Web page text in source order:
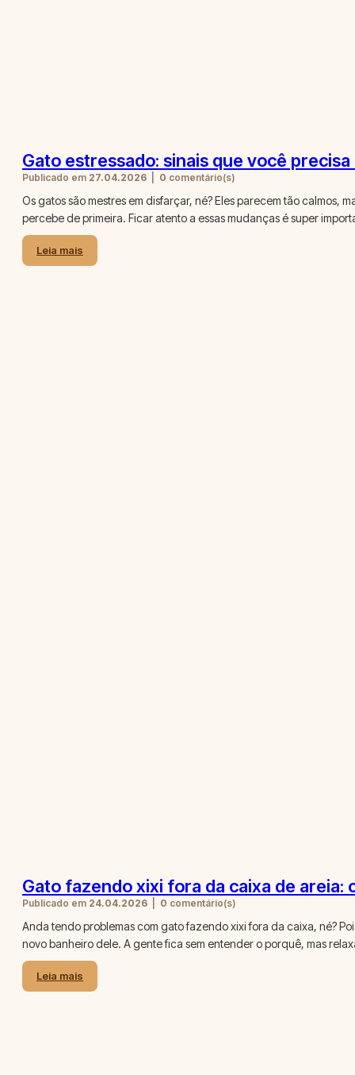
Gato estressado: sinais que você
Publicado em 27.04.2026 0 comentário(s)
Os gatos são mestres em disfarçar, né? Eles parecem tão calmos,
percebe de primeira. Ficar atento a essas mudanças é super
Leia mais
Gato fazendo xixi fora da caixa de areia:
Publicado em 24.04.2026 0 comentário(s)
Anda tendo problemas com gato fazendo xixi fora da caixa, né?
novo banheiro dele. A gente fica sem entender o porquê, mas
Leia mais